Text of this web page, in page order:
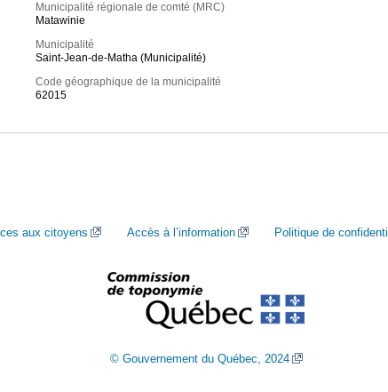
Municipalité régionale de comté (MRC)
Matawinie
Municipalité
Saint-Jean-de-Matha (Municipalité)
Code géographique de la municipalité
62015
aux citoyens Accès à l’information Politique de
© Gouvernement du Québec, 2024